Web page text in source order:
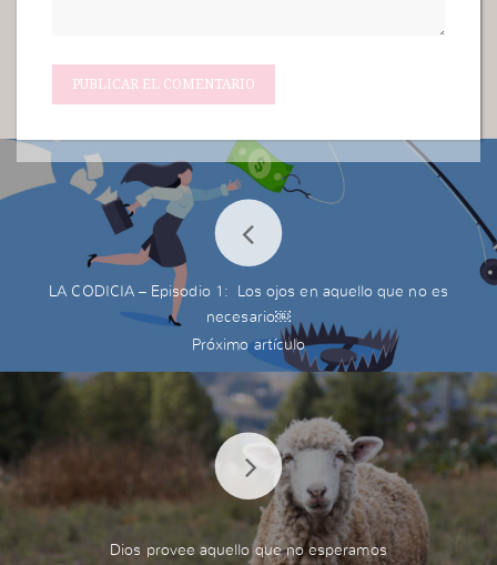
LA CODICIA – Episodio 1: Los ojos en aquello que no es
necesario￼
Dios provee aquello que no esperamos